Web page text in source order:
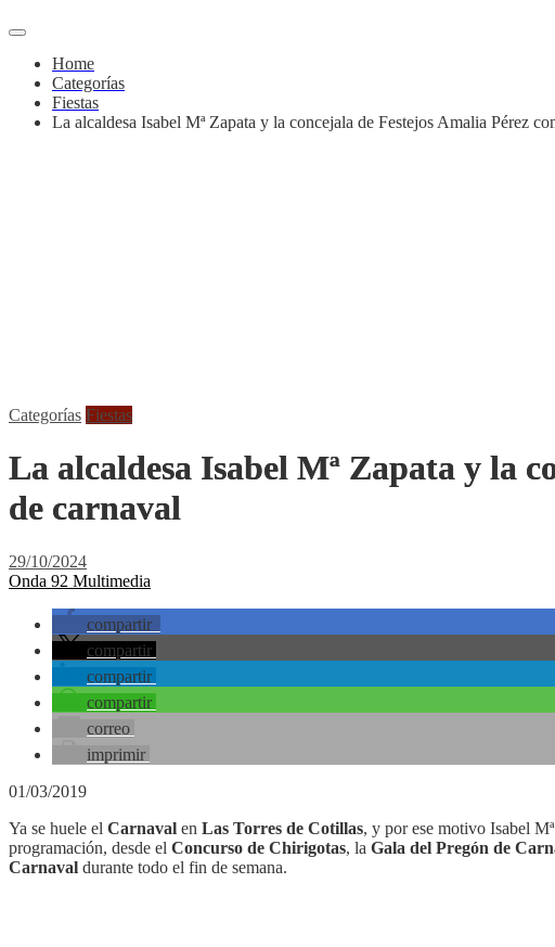
Home
Categorías
Fiestas
La alcaldesa Isabel Mª Zapata y la concejala de Festejos Amalia Pérez
Categorías Fiestas
La alcaldesa Isabel Mª Zapata y la
de carnaval
29/10/2024
Onda 92 Multimedia
compartir
compartir
compartir
compartir
correo
imprimir
01/03/2019
Ya se huele el Carnaval en Las Torres de Cotillas, y por ese motivo Isabel
programación, desde el Concurso de Chirigotas, la Gala del Pregón de
Carnaval durante todo el fin de semana.